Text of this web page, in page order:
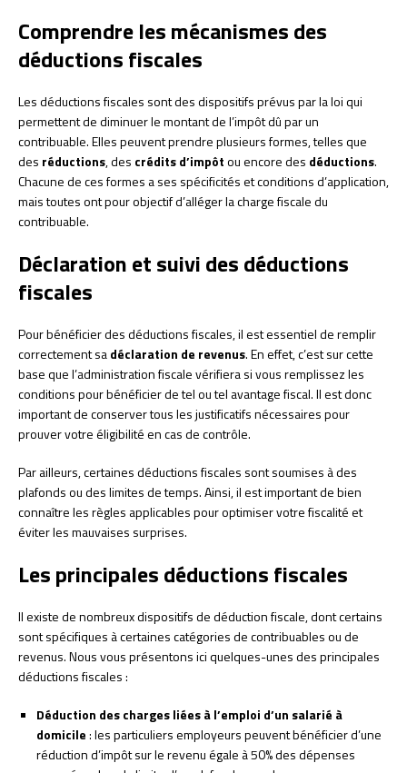
Comprendre les mécanismes des
déductions fiscales
Les déductions fiscales sont des dispositifs prévus par la loi qui
permettent de diminuer le montant de l’impôt dû par un
contribuable. Elles peuvent prendre plusieurs formes, telles que
des réductions, des crédits d’impôtou encore des déductions.
Chacune de ces formes a ses spécificités et conditions d’application,
mais toutes ont pour objectif d’alléger la charge fiscale du
contribuable.
Déclaration et suivi des déductions
fiscales
Pour bénéficier des déductions fiscales, il est essentiel de remplir
correctement sadéclaration de revenus. En effet, c’est sur cette
base que l’administration fiscale vérifiera si vous remplissez les
conditions pour bénéficier de tel ou tel avantage fiscal. Il est donc
important de conserver tous les justificatifs nécessaires pour
prouver votre éligibilité en cas de contrôle.
Par ailleurs, certaines déductions fiscales sont soumises à des
plafonds ou des limites de temps. Ainsi, il est important de bien
connaître les règles applicables pour optimiser votre fiscalité et
éviter les mauvaises surprises.
Les principales déductions fiscales
Il existe de nombreux dispositifs de déduction fiscale, dont certains
sont spécifiques à certaines catégories de contribuables ou de
revenus. Nous vous présentons ici quelques-unes des principales
déductions fiscales :
Déduction des charges liées à l’emploi d’un salarié à
domicile: les particuliers employeurs peuvent bénéficier d’une
réduction d’impôt sur le revenu égale à 50% des dépenses